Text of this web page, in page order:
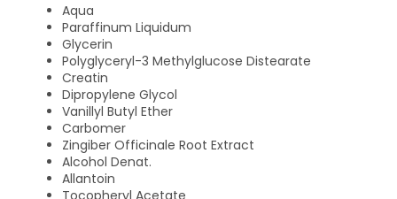
Aqua
Paraffinum Liquidum
Glycerin
Polyglyceryl-3 Methylglucose Distearate
Creatin
Dipropylene Glycol
Vanillyl Butyl Ether
Carbomer
Zingiber Officinale Root Extract
Alcohol Denat.
Allantoin
Tocopheryl Acetate